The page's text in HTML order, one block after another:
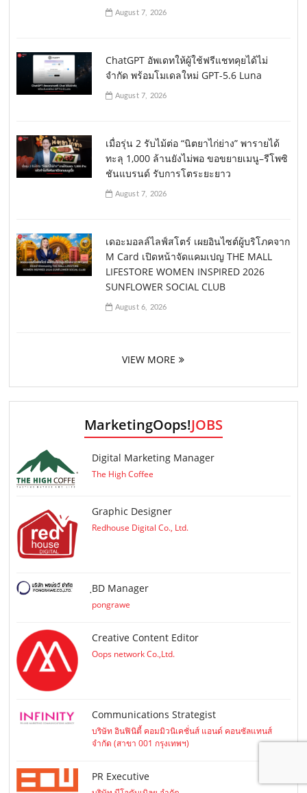
August 7, 2026
ChatGPT อัพเดทให้ผู้ใช้ฟรีแชทคุยได้ไม่
จำกัด พร้อมโมเดลใหม่ GPT-5.6 Luna
August 7, 2026
เมื่อรุ่น 2 รับไม้ต่อ “นิตยาไก่ย่าง” พารายได้
ทะลุ 1,000 ล้านยังไม่พอ ขอขยายเมนู–รีโพซิ
ชันแบรนด์ รับการโตระยะยาว
August 7, 2026
เดอะมอลล์ไลฟ์สโตร์ เผยอินไซต์ผู้บริโภคจาก
M Card เปิดหน้าจัดแคมเปญ THE MALL
LIFESTORE WOMEN INSPIRED 2026
SUNFLOWER SOCIAL CLUB
August 6, 2026
VIEW MORE
MarketingOops!JOBS
Digital Marketing Manager
The High Coffee
Graphic Designer
Redhouse Digital Co., Ltd.
ฺBD Manager
pongrawe
Creative Content Editor
Oops network Co.,Ltd.
Communications Strategist
บริษัท อินฟินิตี้ คอมมิวนิเคชั่นส์ แอนด์ คอนซัลแทนส์
จำกัด (สาขา 001 กรุงเทพฯ)
PR Executive